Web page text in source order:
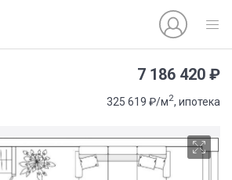
7 186 420 ₽
325 619 ₽/м2, ипотека